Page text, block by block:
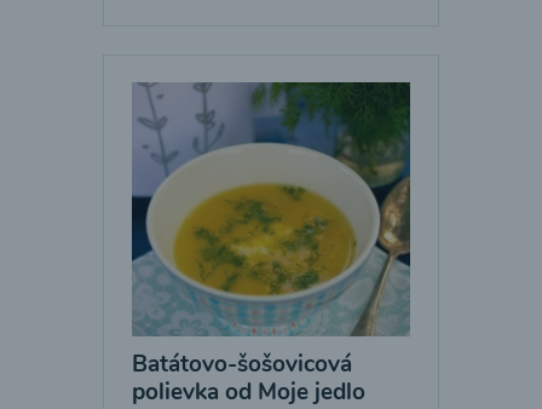
Batátovo-šošovicová
polievka od Moje jedlo